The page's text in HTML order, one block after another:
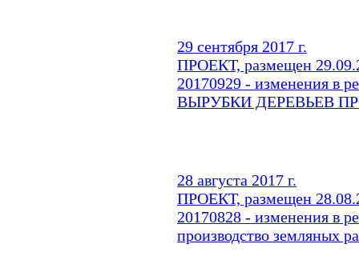
29 сентября 2017 г.
ПРОЕКТ, размещен
20170929 - изменения
ВЫРУБКИ ДЕРЕВЬЕВ
28 августа 2017 г.
ПРОЕКТ, размещен
20170828 - изменения в
производство земляных